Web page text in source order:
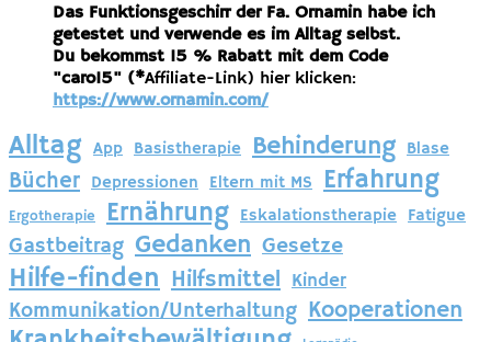
Das Funktionsgeschirr der Fa. Ornamin habe ich
getestet und verwende es im Alltag selbst.
Du bekommst 15 % Rabatt mit dem Code
"caro15" (*Affiliate-Link) hier klicken:
https://www.ornamin.com/
Alltag App Basistherapie Behinderung Blase
Bücher Depressionen Eltern mit MS Erfahrung
Ergotherapie Ernährung Eskalationstherapie Fatigue
Gastbeitrag Gedanken Gesetze
Hilfe-finden Hilfsmittel Kinder
Kommunikation/Unterhaltung Kooperationen